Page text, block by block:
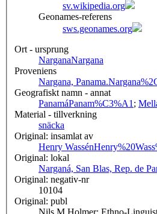
sv.wikipedia.org
Geonames-referens
sws.geonames.org
Ort - ursprung
NarganaNargana
Proveniens
Nargana, Panama.
Geografiskt namn - annat
PanamáPanam%C3%A1 ;
Material - tillverkning
snäcka
Original: insamlat av
Henry Wassén
Original: lokal
Narganá, San Blas, Rep. de
Original: negativ-nr
10104
Original: publ
Nils M.Holmer: Ethno-